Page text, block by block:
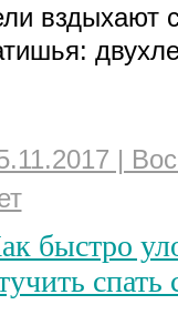
вздыхают
|
быстро
спать